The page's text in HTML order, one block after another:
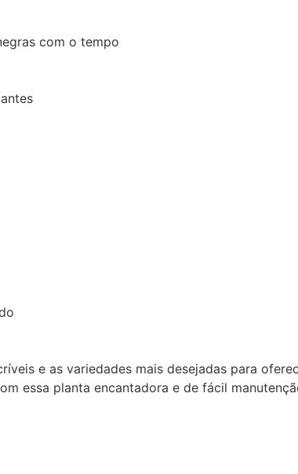
com o tempo
e as variedades mais desejadas para
essa planta encantadora e de fácil